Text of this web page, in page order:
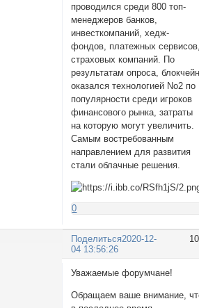
проводился среди 800 топ-
менеджеров банков,
инвесткомпаний, хедж-
фондов, платежных
страховых компаний. По
результатам опроса,
оказался технологией No2 по
популярности среди игроков
финансового рынка, затраты
на которую могут увеличить.
Самым востребованным
направлением для развития
стали облачные решения.
0
Поделиться2020-12-
04 13:56:26
Уважаемые форумчане!
Обращаем ваше внимание,